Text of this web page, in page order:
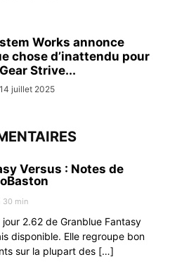
Works annonce
chose d’inattendu pour
Strive...
14 juillet 2025
Versus : Notes de
30 min
2.62 de Granblue Fantasy
disponible. Elle regroupe bon
sur la plupart des […]